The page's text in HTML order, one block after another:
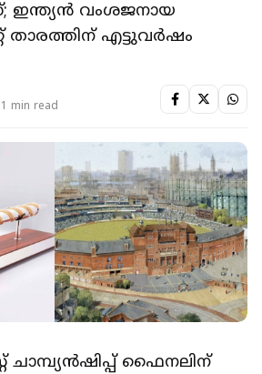
ഇന്ത്യന്‍ വംശജനായ
താരത്തിന് എട്ടുവര്‍ഷം
1 min read
ചാമ്പ്യന്‍ഷിപ്പ് ഫൈനലിന്